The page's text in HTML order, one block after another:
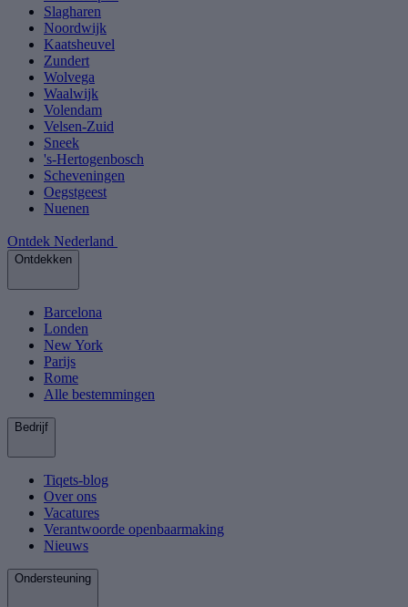
Slagharen
Noordwijk
Kaatsheuvel
Zundert
Wolvega
Waalwijk
Volendam
Velsen-Zuid
Sneek
's-Hertogenbosch
Scheveningen
Oegstgeest
Nuenen
Ontdek Nederland
Ontdekken
Barcelona
Londen
New York
Parijs
Rome
Alle bestemmingen
Bedrijf
Tiqets-blog
Over ons
Vacatures
Verantwoorde openbaarmaking
Nieuws
Ondersteuning